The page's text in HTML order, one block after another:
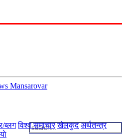
ब्लग विश्व समाचार खेलकुद अर्थतन्त्र